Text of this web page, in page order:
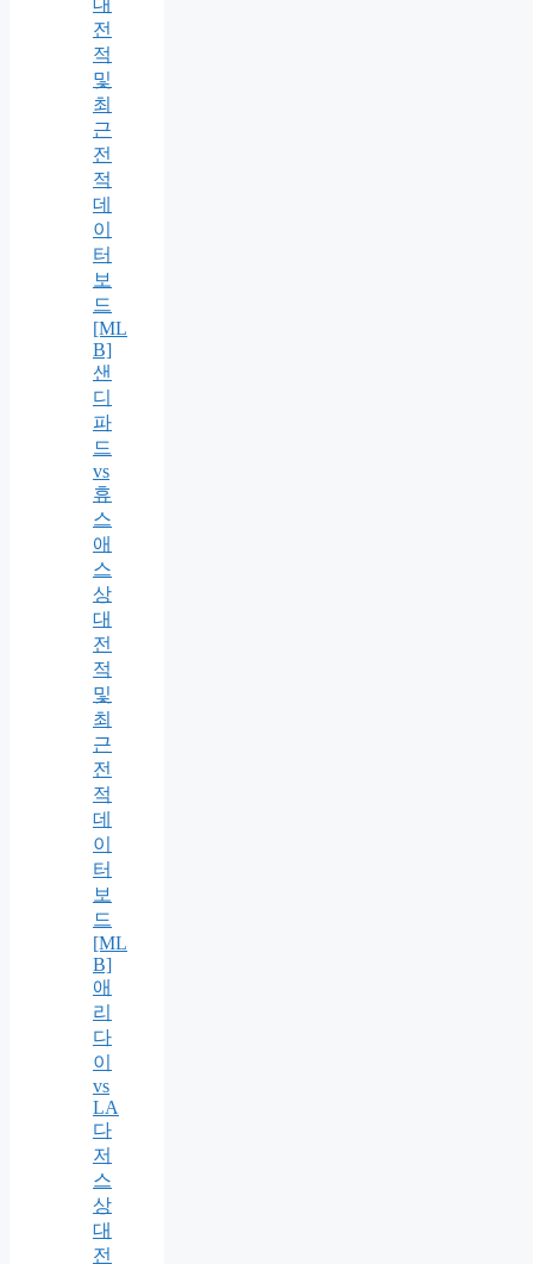
대
전
적
및
최
근
전
적
데
이
터
보
드
[ML
B]
샌
디
파
드
vs
휴
스
애
스
상
대
전
적
및
최
근
전
적
데
이
터
보
드
[ML
B]
애
리
다
이
vs
LA
다
저
스
상
대
전